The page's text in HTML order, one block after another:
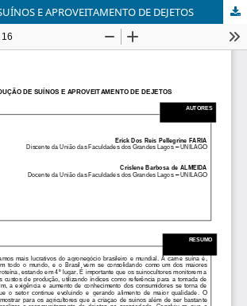
E APROVEITAMENTO DE DEJETOS